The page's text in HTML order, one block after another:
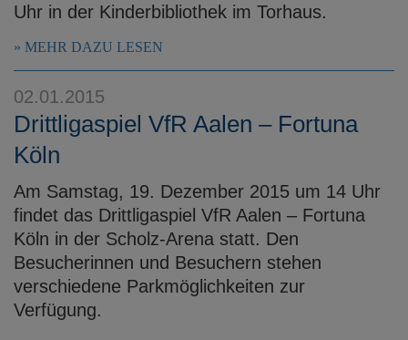
Uhr in der Kinderbibliothek im Torhaus.
MEHR DAZU LESEN
02.01.2015
Drittligaspiel VfR Aalen – Fortuna
Köln
Am Samstag, 19. Dezember 2015 um 14 Uhr
findet das Drittligaspiel VfR Aalen – Fortuna
Köln in der Scholz-Arena statt. Den
Besucherinnen und Besuchern stehen
verschiedene Parkmöglichkeiten zur
Verfügung.